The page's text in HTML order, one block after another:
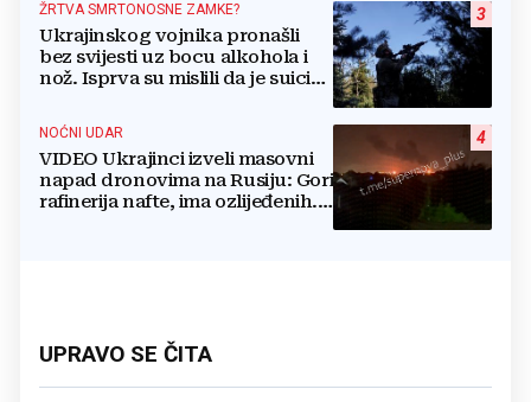
3
ŽRTVA SMRTONOSNE ZAMKE?
Ukrajinskog vojnika pronašli
bez svijesti uz bocu alkohola i
nož. Isprva su mislili da je suicid,
4
NOĆNI UDAR
VIDEO Ukrajinci izveli masovni
napad dronovima na Rusiju: Gori
rafinerija nafte, ima ozlijeđenih.
UPRAVO SE ČITA